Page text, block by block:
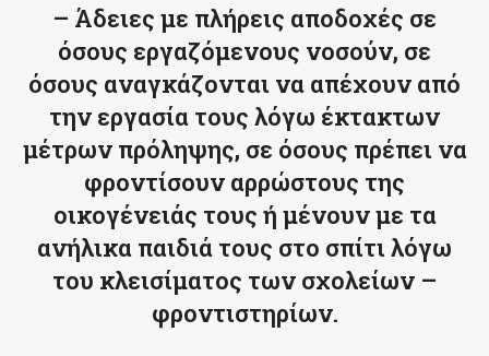
– Άδειες με πλήρεις αποδοχές σε
όσους εργαζόμενους νοσούν, σε
όσους αναγκάζονται να απέχουν από
την εργασία τους λόγω έκτακτων
μέτρων πρόληψης, σε όσους πρέπει να
φροντίσουν αρρώστους της
οικογένειάς τους ή μένουν με τα
ανήλικα παιδιά τους στο σπίτι λόγω
του κλεισίματος των σχολείων –
φροντιστηρίων.